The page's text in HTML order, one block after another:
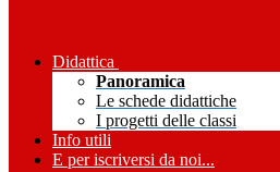
Didattica
Panoramica
Le schede didattiche
I progetti delle classi
Info utili
E per iscriversi da noi...